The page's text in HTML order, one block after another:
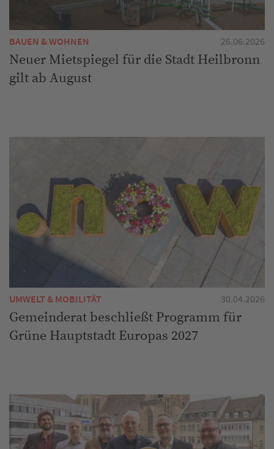
BAUEN & WOHNEN 26.06.2026
Neuer Mietspiegel für die Stadt Heilbronn
gilt ab August
UMWELT & MOBILITÄT 30.04.2026
Gemeinderat beschließt Programm für
Grüne Hauptstadt Europas 2027